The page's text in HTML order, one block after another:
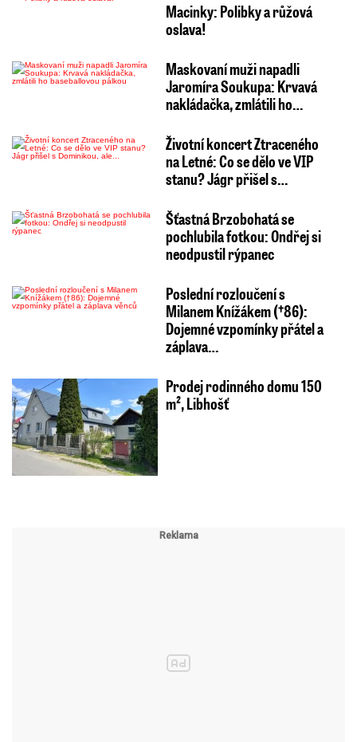
Macinky: Polibky a růžová
oslava!
Maskovaní muži napadli
Jaromíra Soukupa: Krvavá
nakládačka, zmlátili ho…
Životní koncert Ztraceného
na Letné: Co se dělo ve VIP
stanu? Jágr přišel s…
Šťastná Brzobohatá se
pochlubila fotkou: Ondřej si
neodpustil rýpanec
Poslední rozloučení s
Milanem Knížákem (†86):
Dojemné vzpomínky přátel a
záplava…
Prodej rodinného domu 150
m², Libhošť